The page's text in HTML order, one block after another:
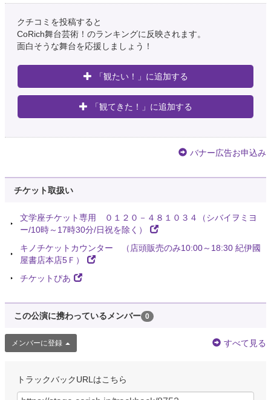
クチコミを投稿すると
CoRich舞台芸術！のランキングに反映されます。
面白そうな舞台を応援しましょう！
「観たい！」に追加する
「観てきた！」に追加する
バナー広告お申込み
チケット取扱い
文学座チケット専用 ０１２０－４８１０３４（シバイヲミヨ
ー/10時～17時30分/日祝を除く）
キノチケットカウンター （店頭販売のみ10:00～18:30 紀伊國
屋書店本店5Ｆ）
チケットぴあ
この公演に携わっているメンバー 0
メンバーに登録 すべて見る
トラックバックURLはこちら